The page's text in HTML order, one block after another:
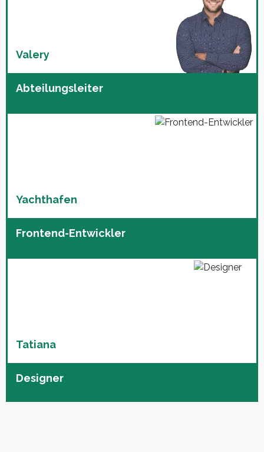
Valery
Abteilungsleiter
Yachthafen
Frontend-Entwickler
Tatiana
Designer